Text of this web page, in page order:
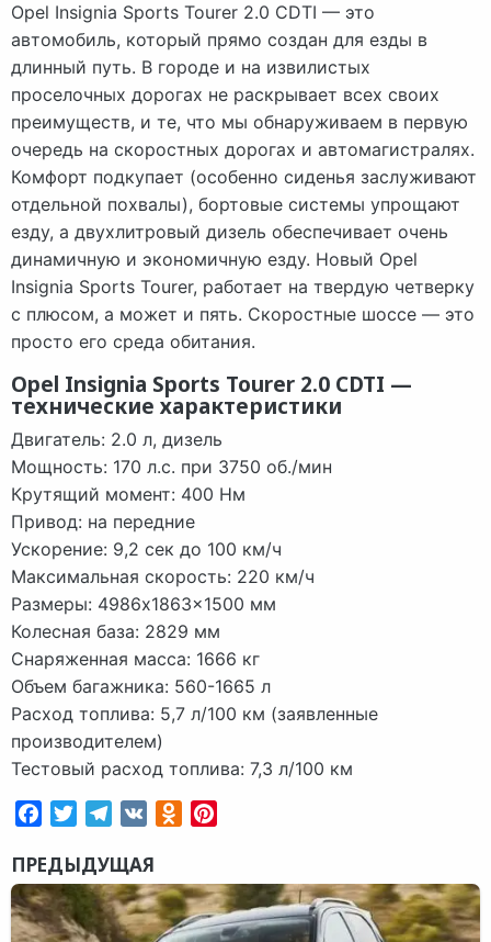
Opel Insignia Sports Tourer 2.0 CDTI — это
автомобиль, который прямо создан для езды в
длинный путь. В городе и на извилистых
проселочных дорогах не раскрывает всех своих
преимуществ, и те, что мы обнаруживаем в первую
очередь на скоростных дорогах и автомагистралях.
Комфорт подкупает (особенно сиденья заслуживают
отдельной похвалы), бортовые системы упрощают
езду, а двухлитровый дизель обеспечивает очень
динамичную и экономичную езду. Новый Opel
Insignia Sports Tourer, работает на твердую четверку
с плюсом, а может и пять. Скоростные шоссе — это
просто его среда обитания.
Opel Insignia Sports Tourer 2.0 CDTI —
технические характеристики
Двигатель: 2.0 л, дизель
Мощность: 170 л.с. при 3750 об./мин
Крутящий момент: 400 Нм
Привод: на передние
Ускорение: 9,2 сек до 100 км/ч
Максимальная скорость: 220 км/ч
Размеры: 4986x1863x1500 мм
Колесная база: 2829 мм
Снаряженная масса: 1666 кг
Объем багажника: 560-1665 л
Расход топлива: 5,7 л/100 км (заявленные
производителем)
Тестовый расход топлива: 7,3 л/100 км
FacebookTwitterTelegram
VK Odnoklassniki
ПРЕДЫДУЩАЯ